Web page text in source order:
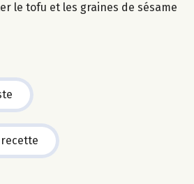
le tofu et les graines de sésame